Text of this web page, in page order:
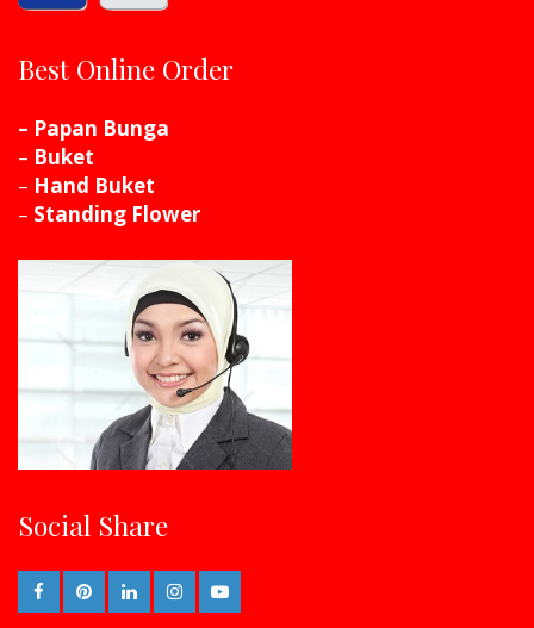
Best Online Order
– Papan Bunga
– Buket
– Hand Buket
– Standing Flower
Social Share